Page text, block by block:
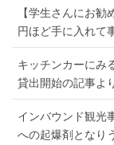
【学生さんにお
円ほど手に入れて
キッチンカーにみ
貸出開始の記事よ
インバウンド観光
への起爆剤となり